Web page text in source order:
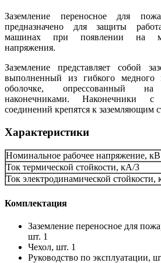
Заземление переносное для
предназначено для защиты
машинах при появлении на
напряжения.
Заземление представляет собой
выполненный из гибкого медного
оболочке, опрессованный
наконечниками. Наконечники
соединений крепятся к заземляющим
Характеристики
Номинальное рабочее напряжение,
Ток термической стойкости, кА/3
Ток электродинамической стойкости,
Комплектация
Заземление переносное для
шт. 1
Чехол, шт. 1
Руководство по эксплуатации,